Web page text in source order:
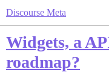
Discourse Meta
Widgets, a
roadmap?